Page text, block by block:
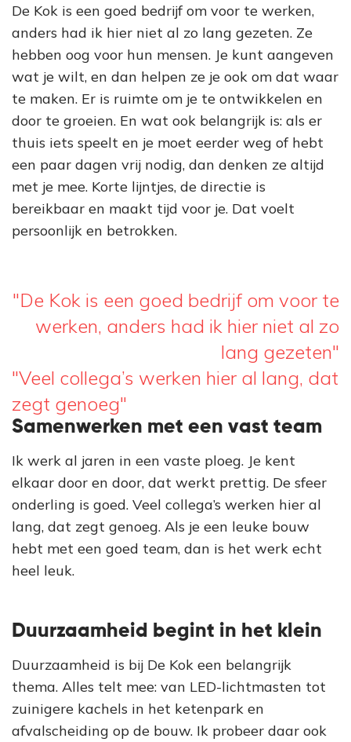
De Kok is een goed bedrijf om voor te werken,
anders had ik hier niet al zo lang gezeten. Ze
hebben oog voor hun mensen. Je kunt aangeven
wat je wilt, en dan helpen ze je ook om dat waar
te maken. Er is ruimte om je te ontwikkelen en
door te groeien. En wat ook belangrijk is: als er
thuis iets speelt en je moet eerder weg of hebt
een paar dagen vrij nodig, dan denken ze altijd
met je mee. Korte lijntjes, de directie is
bereikbaar en maakt tijd voor je. Dat voelt
persoonlijk en betrokken.
"De Kok is een goed bedrijf om voor te
werken, anders had ik hier niet al zo
lang gezeten"
Samenwerken met een vast team
Ik werk al jaren in een vaste ploeg. Je kent
elkaar door en door, dat werkt prettig. De sfeer
onderling is goed. Veel collega’s werken hier al
lang, dat zegt genoeg. Als je een leuke bouw
hebt met een goed team, dan is het werk echt
heel leuk.
"Veel collega’s werken hier al lang, dat
zegt genoeg"
Duurzaamheid begint in het klein
Duurzaamheid is bij De Kok een belangrijk
thema. Alles telt mee: van LED-lichtmasten tot
zuinigere kachels in het ketenpark en
afvalscheiding op de bouw. Ik probeer daar ook